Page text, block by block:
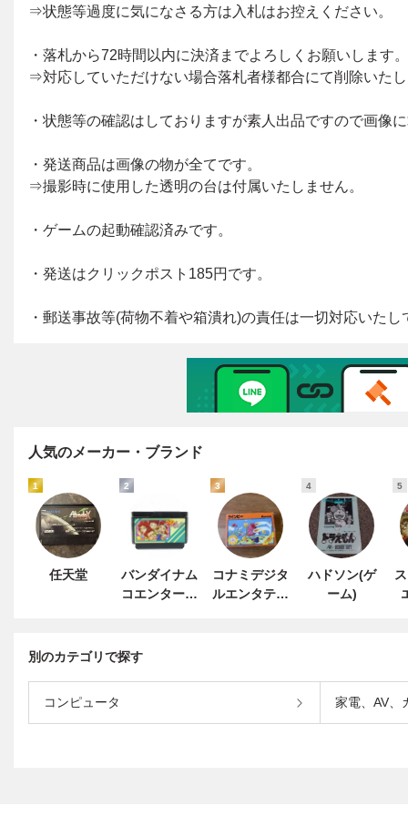
人気のメーカー・ブランド
1
任天堂
2
バンダイナム
コエンターテ
3
コナミデジタ
ルエンタテイ
4
ハドソン(ゲ
ーム)
5
別のカテゴリで探す
コンピュータ 家電、AV、